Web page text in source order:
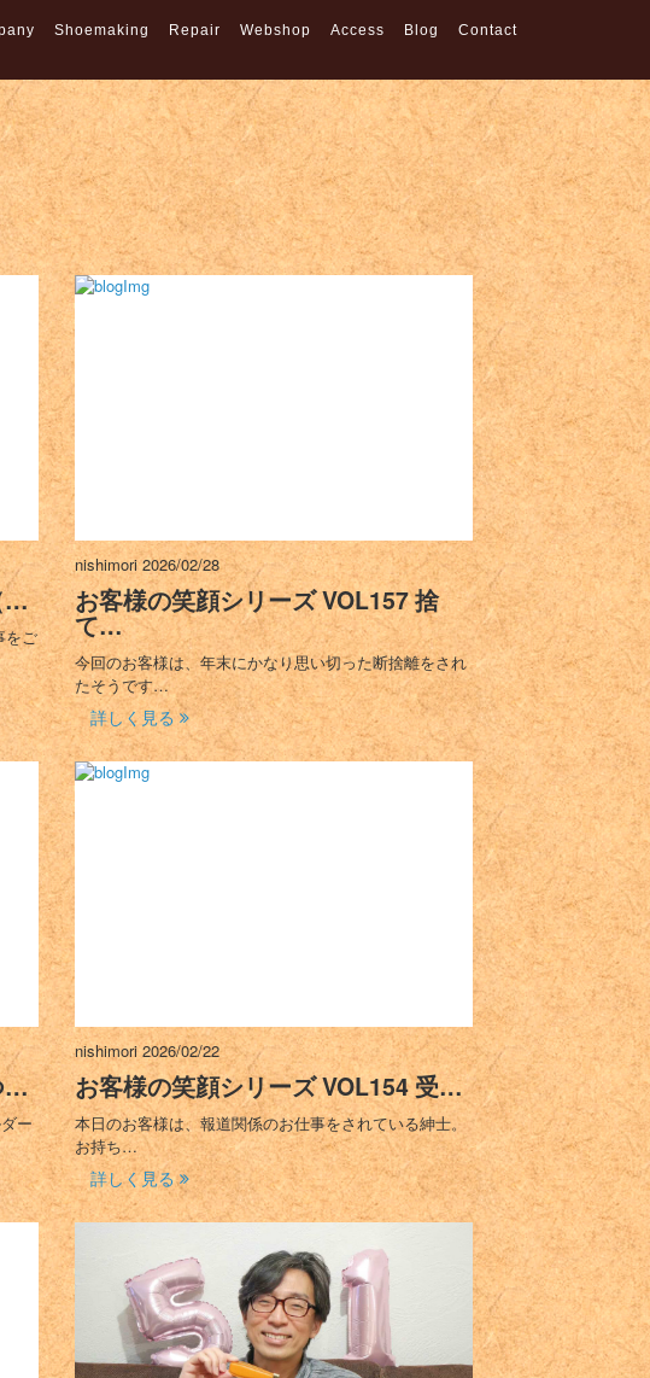
Shoemaking Repair Webshop Access Blog Contact
…
をご
nishimori2026/02/28
お客様の笑顔シリーズ VOL157 捨
て…
今回のお客様は、年末にかなり思い切った断捨離をされ
たそうです…
詳しく見る
…
ー
nishimori2026/02/22
お客様の笑顔シリーズ VOL154 受…
本日のお客様は、報道関係のお仕事をされている紳士。
お持ち…
詳しく見る